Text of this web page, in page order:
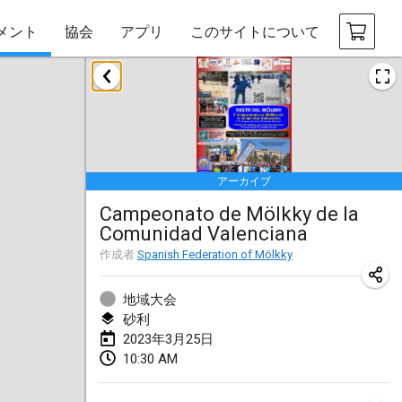
ント 協会 アプリ このサイトについて
アーカイブ
Campeonato de Mölkky de la
Comunidad Valenciana
作成者 Spanish Federation of Mölkky
地域大会
砂利
2023年3月25日
10:30 AM
2023年1月
LE Tournoi de Noël
2023年1月14日|フランス
Indoor Polish Championship - Halowe Mistrzostwa Polski w Mölkky
2023年1月14日|ポーランド
Tournoi Mixte ASPTTOM
2023年1月21日|フランス
2023年1月28日
US Mölkky Winter